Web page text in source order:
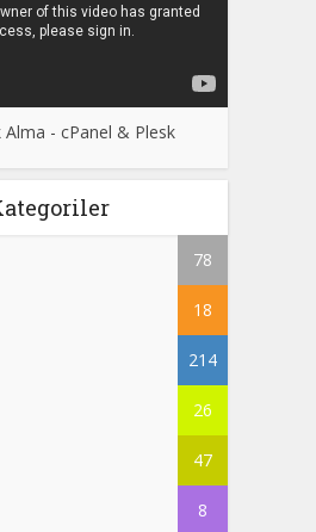
Alma - cPanel & Plesk
78
18
214
26
47
8